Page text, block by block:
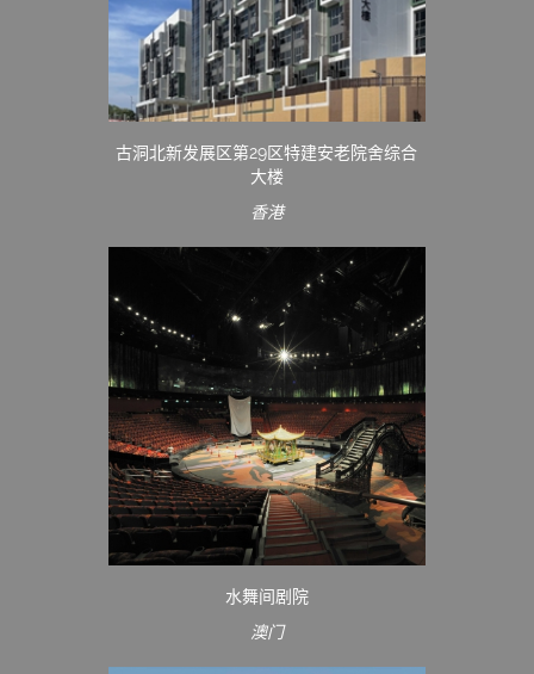
古洞北新发展区第29区特建安老院舍综合
大楼
香港
水舞间剧院
澳门